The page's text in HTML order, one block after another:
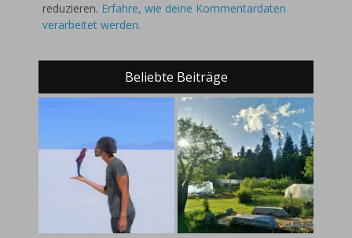
reduzieren. Erfahre, wie deine Kommentardaten
verarbeitet werden.
Beliebte Beiträge